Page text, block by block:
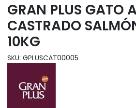
GRAN PLUS GATO
CASTRADO
10KG
SKU: GPLUSCAT00005